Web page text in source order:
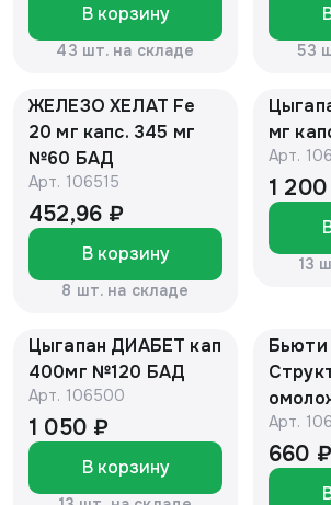
В корзину
43 шт. на складе 53
ЖЕЛЕЗО ХЕЛАТ Fe
20 мг капс. 345 мг
№60 БАД
Арт. 106515
452,96 ₽
В корзину
8 шт. на складе
Арт.
1
13
Цыгапан ДИАБЕТ кап
400мг №120 БАД
Арт. 106500
1 050 ₽
В корзину
Бьюти
725мг
Арт.
660 ₽